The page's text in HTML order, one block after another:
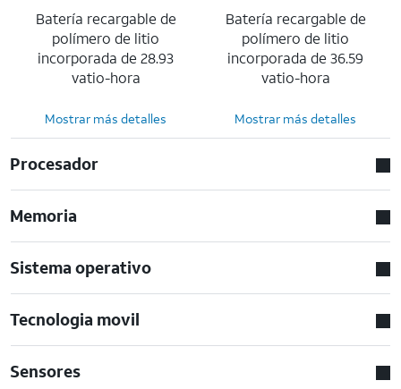
Batería recargable de
polímero de litio
incorporada de 28.93
vatio-hora
Batería recargable de
polímero de litio
incorporada de 36.59
vatio-hora
Mostrar más detalles Mostrar más detalles
Procesador
Memoria
Sistema operativo
Tecnologia movil
Sensores